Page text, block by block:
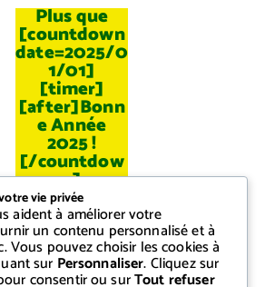
Plus que
[countdown
date=2025/0
1/01]
[timer]
[after]Bonn
e Année
2025 !
[/countdow
n]
vie privée
aident à améliorer votre
un contenu personnalisé et à
Vous pouvez choisir les cookies à
sur Personnaliser. Cliquez sur
consentir ou surTout refuser